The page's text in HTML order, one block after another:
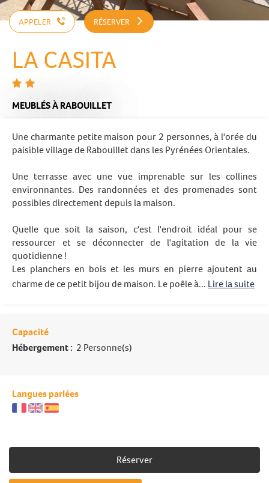
APPELER RÉSERVER
LA CASITA
MEUBLÉSÀ RABOUILLET
Une charmante petite maison pour 2 personnes, à l'orée du
paisible village de Rabouillet dans les Pyrénées Orientales.
Une terrasse avec une vue imprenable sur les collines
environnantes. Des randonnées et des promenades sont
possibles directement depuis la maison.
Quelle que soit la saison, c'est l'endroit idéal pour se
ressourcer et se déconnecter de l'agitation de la vie
quotidienne !
Les planchers en bois et les murs en pierre ajoutent au
charme de ce petit bijou de maison. Le poêle à... Lire la suite
Capacité
Hébergement : 2 Personne(s)
Langues parlées
Réserver